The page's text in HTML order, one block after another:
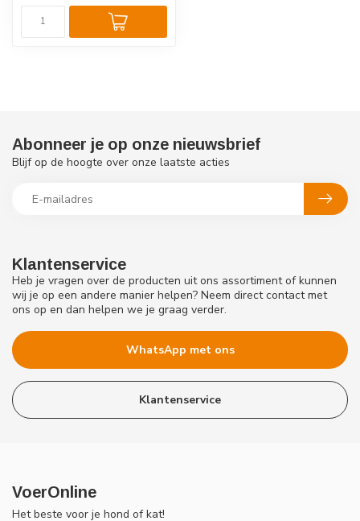
Klantenservice
Heb je vragen over de producten uit ons assortiment of kunnen
wij je op een andere manier helpen? Neem direct contact met
ons op en dan helpen we je graag verder.
WhatsApp met ons
Klantenservice
Abonneer je op onze nieuwsbrief
Blijf op de hoogte over onze laatste acties
VoerOnline
Het beste voor je hond of kat!